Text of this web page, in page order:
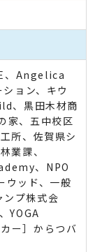
、Angelica
ョン、キウ
、黒田木材商
家、五中校区
所、佐賀県シ
業課、
、NPO
ウッド、一般
ンプ株式会
YOGA
ー］からつバ